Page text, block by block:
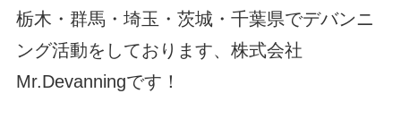
栃木・群馬・埼玉・茨城・千葉県でデバンニ
ング活動をしております、株式会社
Mr.Devanningです！